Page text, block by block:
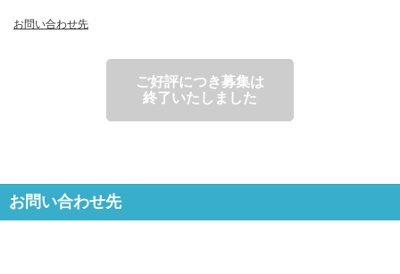
お問い合わせ先
ご好評につき募集は
終了いたしました
お問い合わせ先